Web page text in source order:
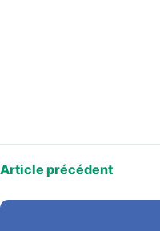
Article précédent